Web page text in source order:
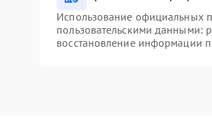
Использование официальных
пользовательскими данными:
восстановление информации